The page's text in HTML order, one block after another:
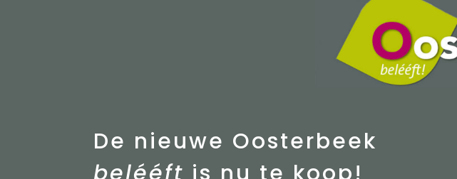
De nieuwe Oosterbeek